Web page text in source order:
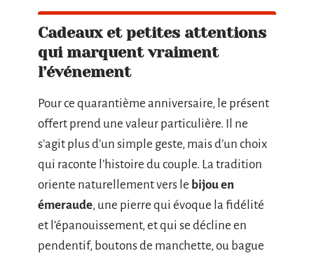
Cadeaux et petites attentions
qui marquent vraiment
l’événement
Pour ce quarantième anniversaire, le présent
offert prend une valeur particulière. Il ne
s’agit plus d’un simple geste, mais d’un choix
qui raconte l’histoire du couple. La tradition
oriente naturellement vers le bijou en
émeraude, une pierre qui évoque la fidélité
et l’épanouissement, et qui se décline en
pendentif, boutons de manchette, ou bague